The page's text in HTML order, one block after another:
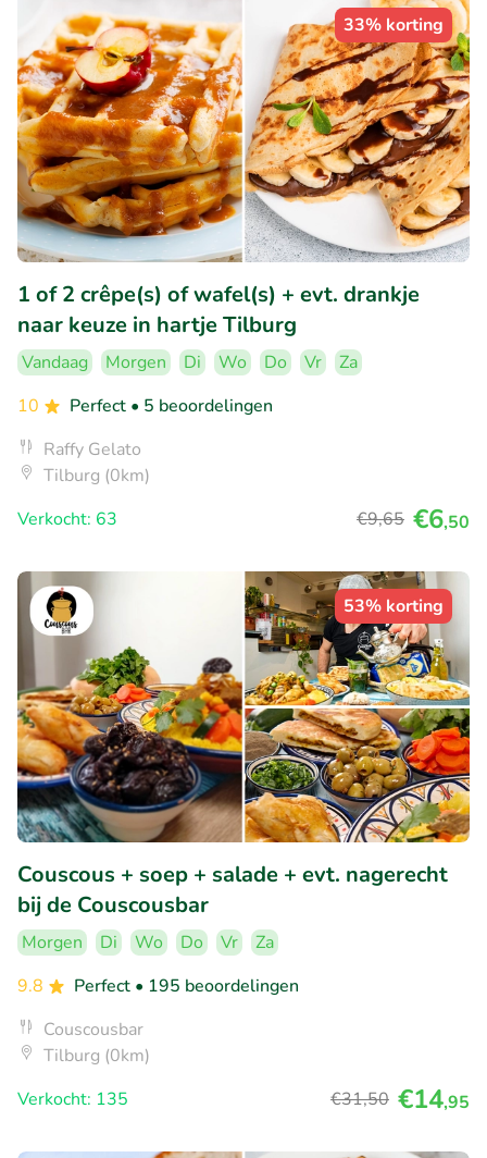
33% korting
1 of 2 crêpe(s) of wafel(s) + evt. drankje
naar keuze in hartje Tilburg
Vandaag Morgen Di Wo Do Vr
Za
10
Perfect • 5 beoordelingen
Raffy Gelato
Tilburg (0km)
Verkocht: 63
€9,65 €6,50
53% korting
Couscous + soep + salade + evt. nagerecht
bij de Couscousbar
Morgen Di Wo Do Vr
Za
9.8
Perfect • 195 beoordelingen
Couscousbar
Tilburg (0km)
Verkocht: 135
€31,50 €14,95